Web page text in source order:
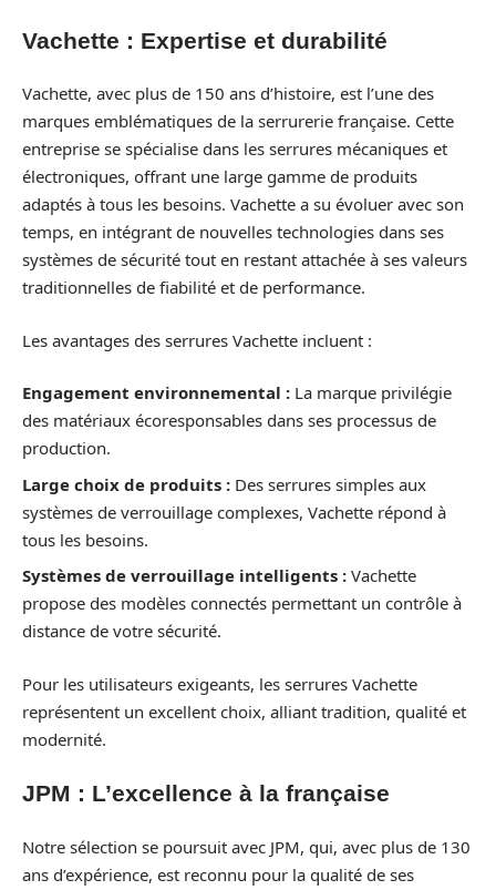
Vachette : Expertise et durabilité
Vachette, avec plus de 150 ans d’histoire, est l’une des
marques emblématiques de la serrurerie française. Cette
entreprise se spécialise dans les serrures mécaniques et
électroniques, offrant une large gamme de produits
adaptés à tous les besoins. Vachette a su évoluer avec son
temps, en intégrant de nouvelles technologies dans ses
systèmes de sécurité tout en restant attachée à ses valeurs
traditionnelles de fiabilité et de performance.
Les avantages des serrures Vachette incluent :
Engagement environnemental : La marque privilégie
des matériaux écoresponsables dans ses processus de
production.
Large choix de produits : Des serrures simples aux
systèmes de verrouillage complexes, Vachette répond à
tous les besoins.
Systèmes de verrouillage intelligents : Vachette
propose des modèles connectés permettant un contrôle à
distance de votre sécurité.
Pour les utilisateurs exigeants, les serrures Vachette
représentent un excellent choix, alliant tradition, qualité et
modernité.
JPM : L’excellence à la française
Notre sélection se poursuit avec JPM, qui, avec plus de 130
ans d’expérience, est reconnu pour la qualité de ses